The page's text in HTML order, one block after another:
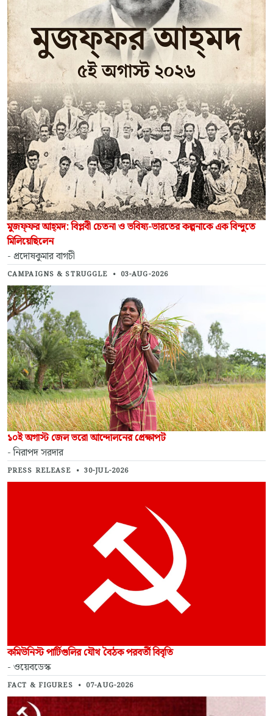
মুজফ্‌ফর আহ্‌মদ: বিপ্লবী চেতনা ও ভবিষ্য-ভারতের কল্পনাকে এক বিন্দুতে
মিলিয়েছিলেন
- প্রদোষকুমার বাগচী
CAMPAIGNS & STRUGGLE • 03-AUG-2026
১০ই অগাস্ট জেল ভরো আন্দোলনের প্রেক্ষাপট
- নিরাপদ সরদার
PRESS RELEASE • 30-JUL-2026
কমিউনিস্ট পার্টিগুলির যৌথ বৈঠক পরবর্তী বিবৃতি
- ওয়েবডেস্ক
FACT & FIGURES • 07-AUG-2026